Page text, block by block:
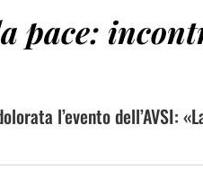
pace:
l’evento dell’AVSI: